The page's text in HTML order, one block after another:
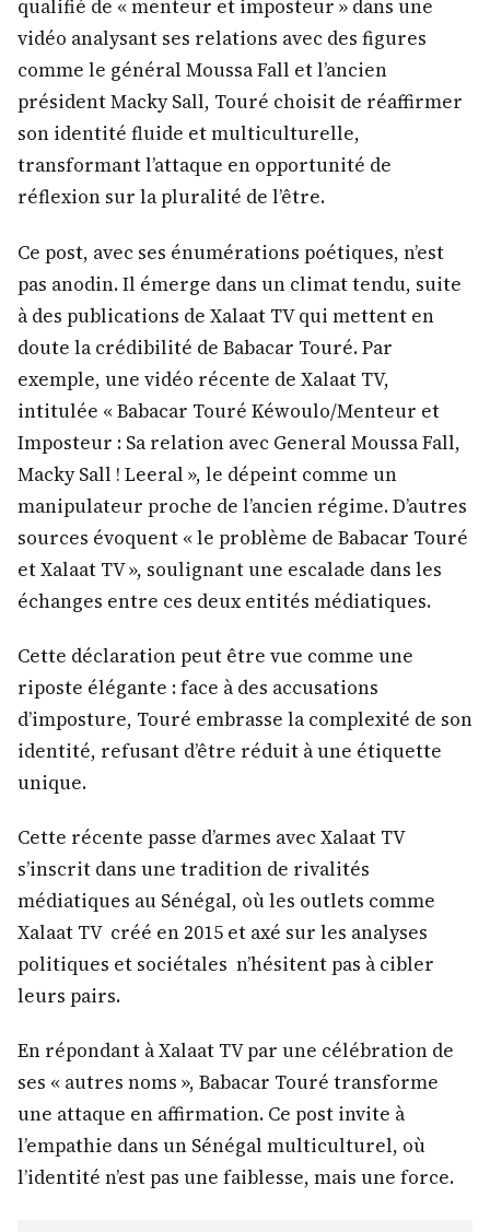
qualifié de « menteur et imposteur » dans une
vidéo analysant ses relations avec des figures
comme le général Moussa Fall et l’ancien
président Macky Sall, Touré choisit de réaffirmer
son identité fluide et multiculturelle,
transformant l’attaque en opportunité de
réflexion sur la pluralité de l’être.
Ce post, avec ses énumérations poétiques, n’est
pas anodin. Il émerge dans un climat tendu, suite
à des publications de Xalaat TV qui mettent en
doute la crédibilité de Babacar Touré. Par
exemple, une vidéo récente de Xalaat TV,
intitulée « Babacar Touré Kéwoulo/Menteur et
Imposteur : Sa relation avec General Moussa Fall,
Macky Sall ! Leeral », le dépeint comme un
manipulateur proche de l’ancien régime. D’autres
sources évoquent « le problème de Babacar Touré
et Xalaat TV », soulignant une escalade dans les
échanges entre ces deux entités médiatiques.
Cette déclaration peut être vue comme une
riposte élégante : face à des accusations
d’imposture, Touré embrasse la complexité de son
identité, refusant d’être réduit à une étiquette
unique.
Cette récente passe d’armes avec Xalaat TV
s’inscrit dans une tradition de rivalités
médiatiques au Sénégal, où les outlets comme
Xalaat TV créé en 2015 et axé sur les analyses
politiques et sociétales n’hésitent pas à cibler
leurs pairs.
En répondant à Xalaat TV par une célébration de
ses « autres noms », Babacar Touré transforme
une attaque en affirmation. Ce post invite à
l’empathie dans un Sénégal multiculturel, où
l’identité n’est pas une faiblesse, mais une force.